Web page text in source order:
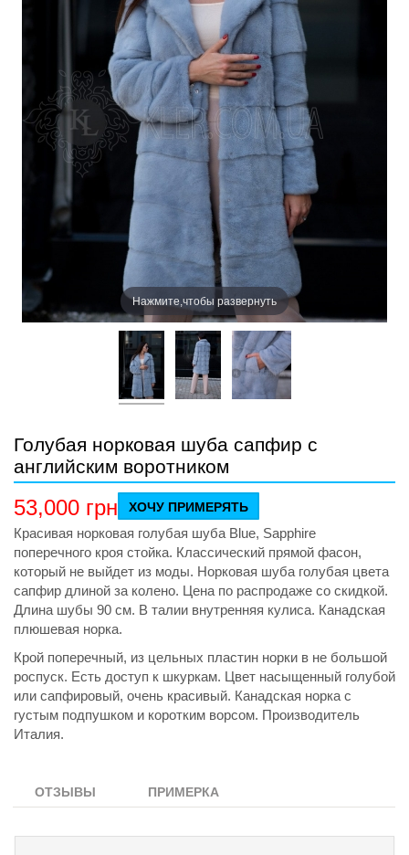
Нажмите,чтобы развернуть
Голубая норковая шуба сапфир c
английским воротником
53,000 грн ХОЧУ ПРИМЕРЯТЬ
Красивая норковая голубая шуба Blue, Sapphire
поперечного кроя стойка. Классический прямой фасон,
который не выйдет из моды. Норковая шуба голубая цвета
сапфир длиной за колено. Цена по распродаже со скидкой.
Длина шубы 90 см. В талии внутренняя кулиса. Канадская
плюшевая норка.
Крой поперечный, из цельных пластин норки в не большой
роспуск. Есть доступ к шкуркам. Цвет насыщенный голубой
или сапфировый, очень красивый. Канадская норка с
густым подпушком и коротким ворсом. Производитель
Италия.
ОТЗЫВЫ ПРИМЕРКА